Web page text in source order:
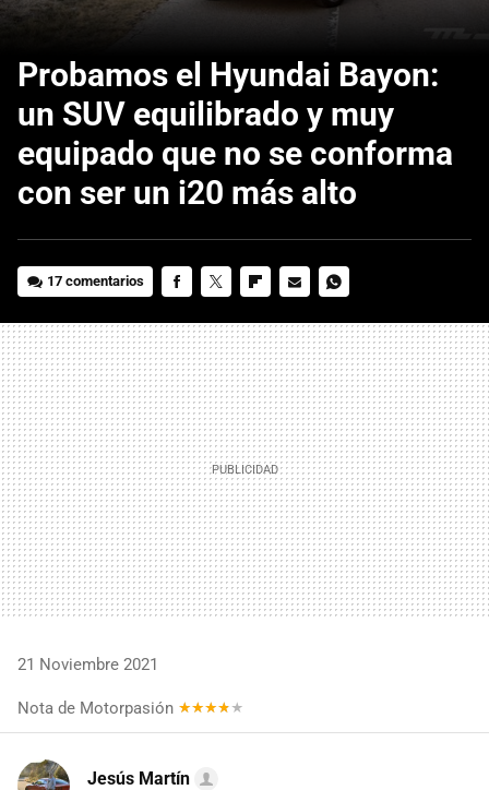
Probamos el Hyundai Bayon:
un SUV equilibrado y muy
equipado que no se conforma
con ser un i20 más alto
17 comentarios
MAIL
21 Noviembre 2021
Nota de Motorpasión
Jesús Martín